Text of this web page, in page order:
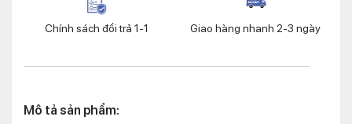
Chính sách đổi trả 1-1 Giao hàng nhanh 2-3 ngày
Mô tả sản phẩm: